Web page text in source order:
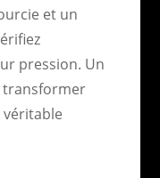
et un
pression. Un
transformer